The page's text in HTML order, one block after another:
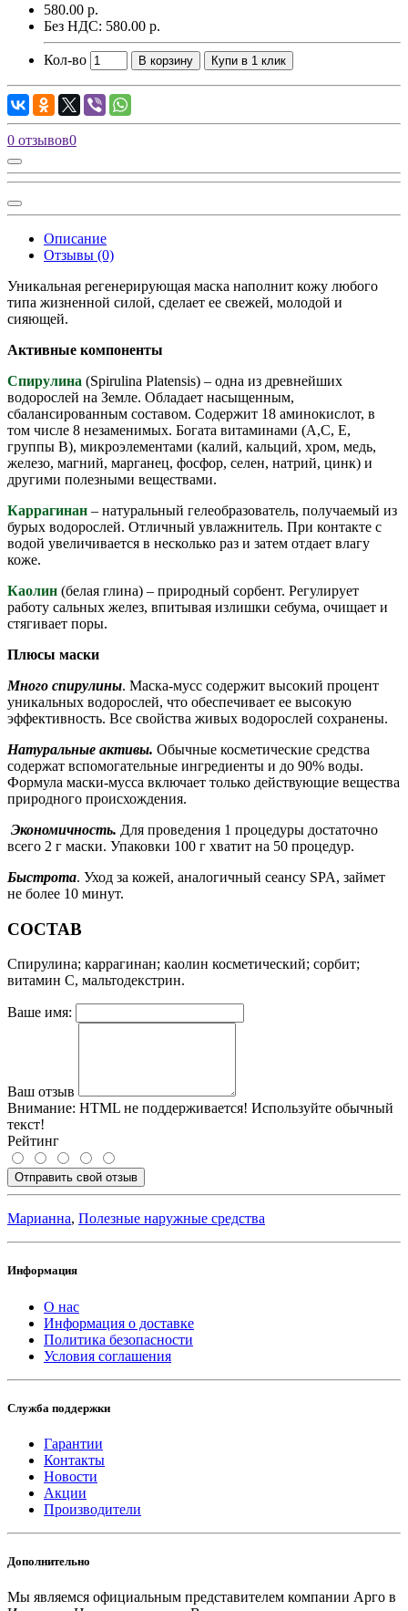
580.00 р.
Без НДС: 580.00 р.
Кол-во В корзину Купи в 1 клик
0 отзывов0
Описание
Отзывы (0)
Уникальная регенерирующая маска наполнит кожу любого
типа жизненной силой, сделает ее свежей, молодой и
сияющей.
Активные компоненты
Спирулина (Spirulina Platensis) – одна из древнейших
водорослей на Земле. Обладает насыщенным,
сбалансированным составом. Содержит 18 аминокислот, в
том числе 8 незаменимых. Богата витаминами (А,С, Е,
группы В), микроэлементами (калий, кальций, хром, медь,
железо, магний, марганец, фосфор, селен, натрий, цинк) и
другими полезными веществами.
Каррагинан – натуральный гелеобразователь, получаемый из
бурых водорослей. Отличный увлажнитель. При контакте с
водой увеличивается в несколько раз и затем отдает влагу
коже.
Каолин (белая глина) – природный сорбент. Регулирует
работу сальных желез, впитывая излишки себума, очищает и
стягивает поры.
Плюсы маски
Много спирулины. Маска-мусс содержит высокий процент
уникальных водорослей, что обеспечивает ее высокую
эффективность. Все свойства живых водорослей сохранены.
Натуральные активы. Обычные косметические средства
содержат вспомогательные ингредиенты и до 90% воды.
Формула маски-мусса включает только действующие вещества
природного происхождения.
Экономичность. Для проведения 1 процедуры достаточно
всего 2 г маски. Упаковки 100 г хватит на 50 процедур.
Быстрота. Уход за кожей, аналогичный сеансу SPA, займет
не более 10 минут.
СОСТАВ
Спирулина; каррагинан; каолин косметический; сорбит;
витамин С, мальтодекстрин.
Ваше имя:
Ваш отзыв
Внимание: HTML не поддерживается! Используйте обычный
текст!
Рейтинг
Отправить свой отзыв
Марианна, Полезные наружные средства
Информация
О нас
Информация о доставке
Политика безопасности
Условия соглашения
Служба поддержки
Гарантии
Контакты
Новости
Акции
Производители
Дополнительно
Мы являемся официальным представителем компании Арго в